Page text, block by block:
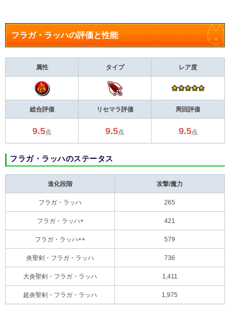
フラガ・ラッハの評価と性能
属性 タイプ レア度
総合評価 リセマラ評価 周回評価
9.5点 9.5点 9.5点
フラガ・ラッハのステータス
進化段階 攻撃/魔力
フラガ・ラッハ 265
フラガ・ラッハ+ 421
フラガ・ラッハ++ 579
炎聖剣・フラガ・ラッハ 736
大炎聖剣・フラガ・ラッハ 1,411
超炎聖剣・フラガ・ラッハ 1,975